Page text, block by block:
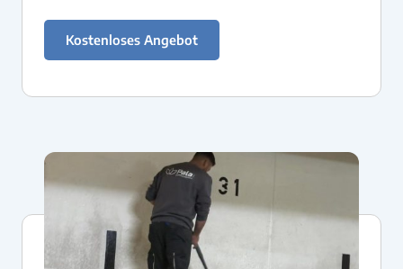
Kostenloses Angebot